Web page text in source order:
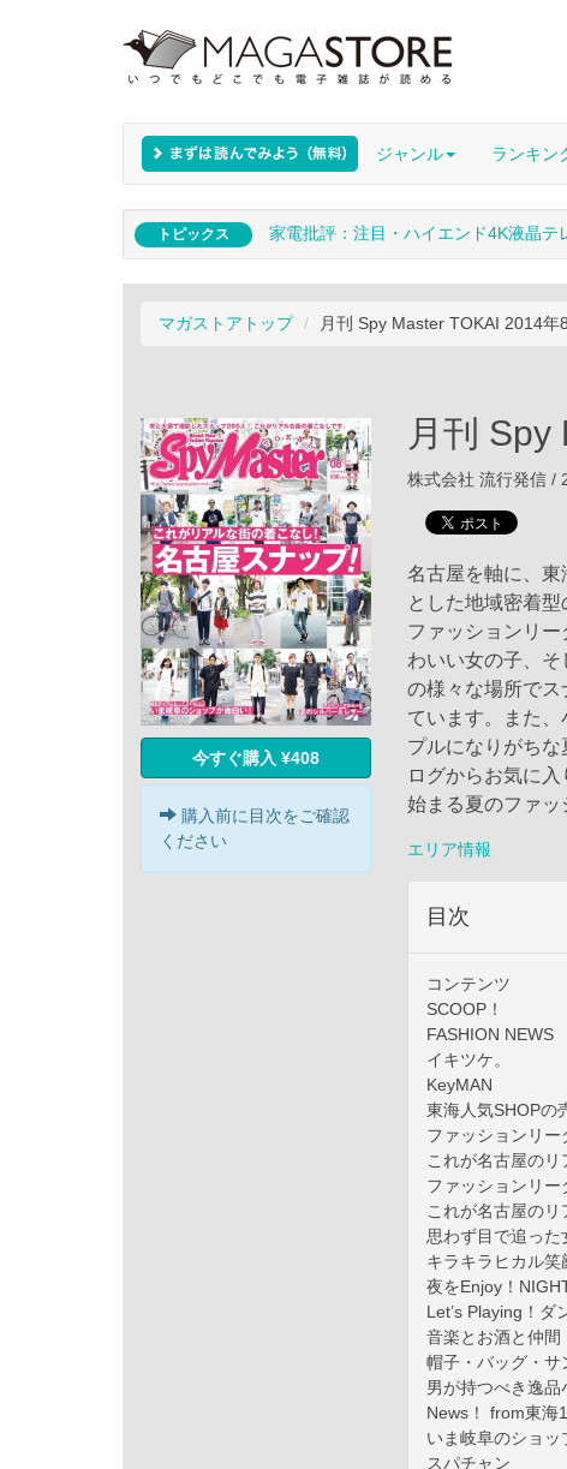
ジャンル ランキン
トピックス 家電批評：注目・ハイエンド4K液晶テ
マガストアトップ 月刊 Spy Master TOKAI 2014年
今すぐ購入 ¥408
購入前に目次をご確認
ください
月刊 Spy
株式会社 流行発信 /
名古屋を軸に、
とした地域密着
ファッションリ
わいい女の子、
の様々な場所で
ています。また
プルになりがち
ログからお気に
始まる夏のファッ
エリア情報
目次
コンテンツ
SCOOP！
FASHION NEWS
イキツケ。
KeyMAN
東海人気SHOPの
ファッションリー
これが名古屋の
ファッションリ
これが名古屋のリ
思わず目で追っ
キラキラヒカル
夜をEnjoy！
Let’s Playing！ダ
音楽とお酒と仲
帽子・バッグ・
男が持つべき逸
News！ from東海
いま岐阜のショッ
スパチャン